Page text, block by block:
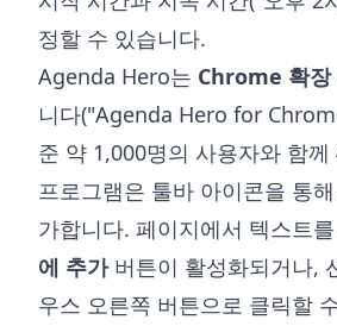
정할 수 있습니다.
Agenda Hero는 Chrome 확장
니다("Agenda Hero for
준 약 1,000명의 사용자와 함
프로그램은 툴바 아이콘을 통
가합니다. 페이지에서 텍스트
에 추가버튼이 활성화되거나,
우스 오른쪽 버튼으로 클릭할